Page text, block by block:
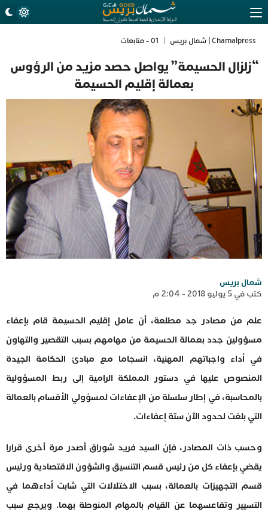
Chamalpress | شمال بريس 01 - متابعات
“زلزال الحسيمة” يواصل حصد مزيد من الرؤوس
بعمالة إقليم الحسيمة
شمال بريس
كتب في 5 يوليو 2018 - 2:04 م
علم من مصادر جد مطلعة، أن عامل إقليم الحسيمة قام بإعفاء
مسؤولين جدد بعمالة الحسيمة من مهامهم بسبب التقصير والتهاون
في أداء واجباتهم المهنية، انسجاما مع مبادئ الحكامة الجيدة
المنصوص عليها في دستور المملكة الرامية إلى ربط المسؤولية
بالمحاسبة، في إطار سلسلة من الإعفاءات لمسؤولي الأقسام بالعمالة
التي بلغت لحدود الآن ستة إعفاءات.
وحسب ذات المصادر، فإن السيد فريد شوراق أصدر مرة أخرى قرارا
يقضي بإعفاء كل من رئيس قسم التنسيق والشؤون الاقتصادية ورئيس
قسم التجهيزات بالعمالة، بسبب الاختلالات التي شابت أداءهما في
التسيير وتقاعسهما عن القيام بالمهام المنوطة بهما. ويرجع سبب